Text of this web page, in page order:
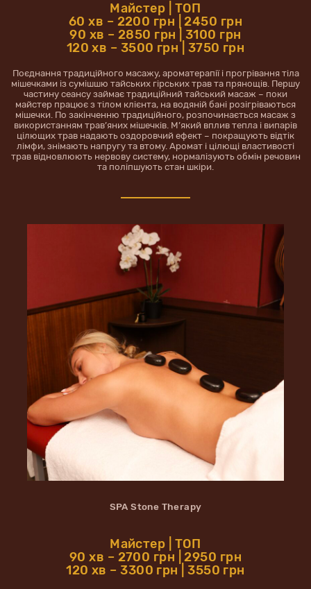
Майстер | ТОП
60 хв – 2200 грн | 2450 грн
90 хв – 2850 грн | 3100 грн
120 хв – 3500 грн | 3750 грн
Поєднання традиційного масажу, ароматерапії і прогрівання тіла
мішечками із сумішшю тайських гірських трав та прянощів. Першу
частину сеансу займає традиційний тайський масаж – поки
майстер працює з тілом клієнта, на водяній бані розігріваються
мішечки. По закінченню традиційного, розпочинається масаж з
використанням трав’яних мішечків. М’який вплив тепла і випарів
цілющих трав надають оздоровчий ефект – покращують відтік
лімфи, знімають напругу та втому. Аромат і цілющі властивості
трав відновлюють нервову систему, нормалізують обмін речовин
та поліпшують стан шкіри.
SPA Stone Therapy
Майстер | ТОП
90 хв – 2700 грн | 2950 грн
120 хв – 3300 грн | 3550 грн